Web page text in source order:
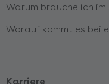
Warum brauche ich
Worauf kommt es bei
Karriere